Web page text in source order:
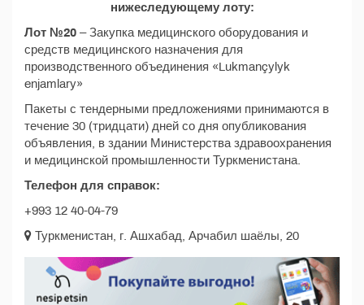
нижеследующему лоту:
Лот №20 – Закупка медицинского оборудования и
средств медицинского назначения для
производственного объединения «Lukmançylyk
enjamlary»
Пакеты с тендерными предложениями принимаются в
течение 30 (тридцати) дней со дня опубликования
объявления, в здании Министерства здравоохранения
и медицинской промышленности Туркменистана.
Телефон для справок:
+993 12 40-04-79
Туркменистан, г. Ашхабад, Арчабил шаёлы, 20